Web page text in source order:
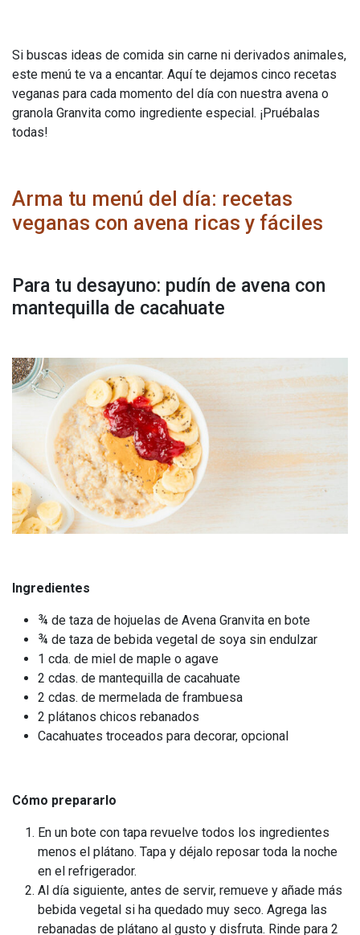
Si buscas ideas de comida sin carne ni derivados animales,
este menú te va a encantar. Aquí te dejamos cinco recetas
veganas para cada momento del día con nuestra avena o
granola Granvita como ingrediente especial. ¡Pruébalas
todas!
Arma tu menú del día: recetas
veganas con avena ricas y fáciles
Para tu desayuno: pudín de avena con
mantequilla de cacahuate
Ingredientes
¾ de taza de hojuelas de Avena Granvita en bote
¾ de taza de bebida vegetal de soya sin endulzar
1 cda. de miel de maple o agave
2 cdas. de mantequilla de cacahuate
2 cdas. de mermelada de frambuesa
2 plátanos chicos rebanados
Cacahuates troceados para decorar, opcional
Cómo prepararlo
En un bote con tapa revuelve todos los ingredientes
menos el plátano. Tapa y déjalo reposar toda la noche
en el refrigerador.
Al día siguiente, antes de servir, remueve y añade más
bebida vegetal si ha quedado muy seco. Agrega las
rebanadas de plátano al gusto y disfruta. Rinde para 2